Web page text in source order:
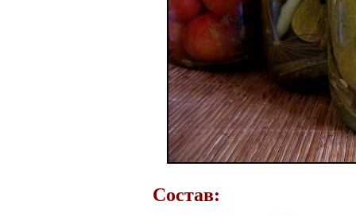
Состав: